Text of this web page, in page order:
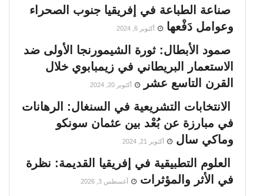
صناعة الطباعة في إفريقيا جنوب الصحراء
وعوامل دَفْعها
أكتوبر 6, 2024
صمود الأبطال: ثورة الشيمورنجا الأولى ضد
الاستعمار البريطاني في زيمبابوي خلال
القرن التاسع عشر
أكتوبر 20, 2024
الانتخابات التشريعية في السنغال: الرهانات
في مبارزة عن بُعْد بين عثمان سونكو
وماكي سال
أكتوبر 21, 2024
العلوم التطبيقية في إفريقيا القديمة: نظرة
في الأثر والمؤثرات
أغسطس 3, 2026